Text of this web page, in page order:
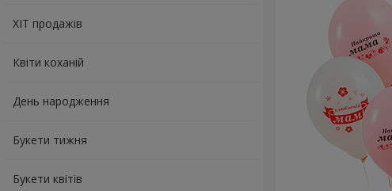
ХІТ продажів
Квіти коханій
День народження
Букети тижня
Букети квітів